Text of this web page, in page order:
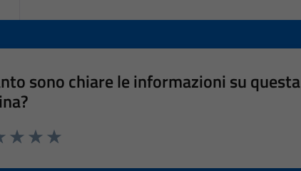
sono chiare le informazioni su questa